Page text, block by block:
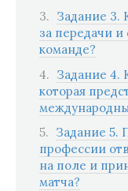
Задание 3.
за передачи и
команде?
Задание 4.
которая
Задание 5.
профессии
на поле и
матча?